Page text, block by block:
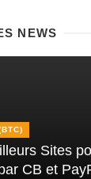
NEWS
Sites
CB et